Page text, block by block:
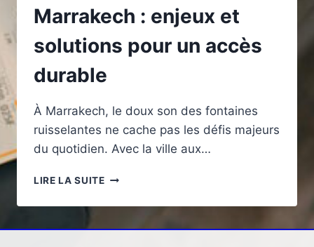
Marrakech : enjeux et
solutions pour un accès
durable
À Marrakech, le doux son des fontaines
ruisselantes ne cache pas les défis majeurs
du quotidien. Avec la ville aux…
LIRE LA SUITEL’EAU
À